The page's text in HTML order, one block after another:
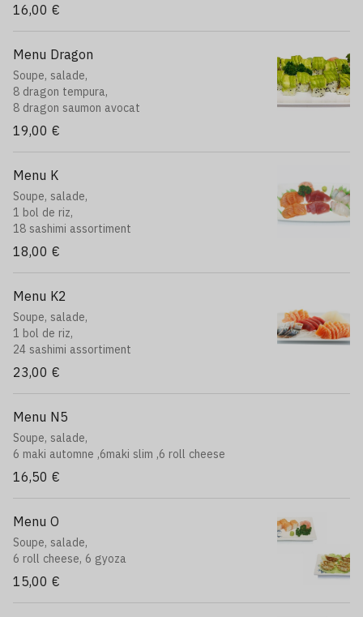
16,00 €
Menu Dragon
Soupe, salade,
8 dragon tempura,
8 dragon saumon avocat
19,00 €
Menu K
Soupe, salade,
1 bol de riz,
18 sashimi assortiment
18,00 €
Menu K2
Soupe, salade,
1 bol de riz,
24 sashimi assortiment
23,00 €
Menu N5
Soupe, salade,
6 maki automne ,6maki slim ,6 roll cheese
16,50 €
Menu O
Soupe, salade,
6 roll cheese, 6 gyoza
15,00 €